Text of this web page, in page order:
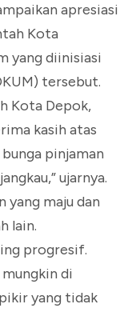
apresiasi
Kota
yang diinisiasi
tersebut.
Kota Depok,
kasih atas
pinjaman
ujarnya.
yang maju dan
lain.
progresif.
di
yang tidak